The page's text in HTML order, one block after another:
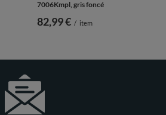
7006Kmpl, gris foncé
82,99 € / item